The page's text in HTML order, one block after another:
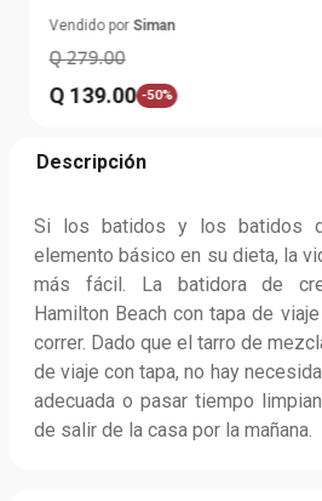
Vendido por Siman
Q 279.00
Q 139.00 -50%
Descripción
Si los batidos y los batidos
elemento básico en su dieta, la
más fácil. La batidora de
Hamilton Beach con tapa de
correr. Dado que el tarro de
de viaje con tapa, no hay
adecuada o pasar tiempo
de salir de la casa por la mañana.